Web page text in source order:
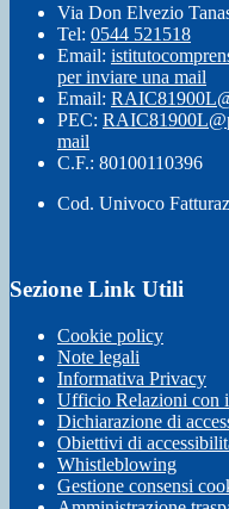
Via Don Elvezio
Tel: 0544 521518
Email:
per inviare una mail
Email:
PEC:
mail
C.F.: 80100110396
Cod. Univoco
Sezione Link Utili
Cookie policy
Note legali
Informativa Privacy
Ufficio Relazioni con
Dichiarazione di
Obiettivi di
Whistleblowing
Gestione consensi